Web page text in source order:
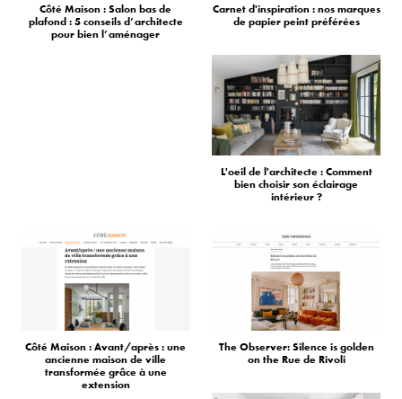
Côté Maison : Salon bas de
plafond : 5 conseils d’architecte
pour bien l’aménager
Carnet d'inspiration : nos marques
de papier peint préférées
L'oeil de l'architecte : Comment
bien choisir son éclairage
intérieur ?
Côté Maison : Avant/après : une
ancienne maison de ville
transformée grâce à une
extension
The Observer: Silence is golden
on the Rue de Rivoli